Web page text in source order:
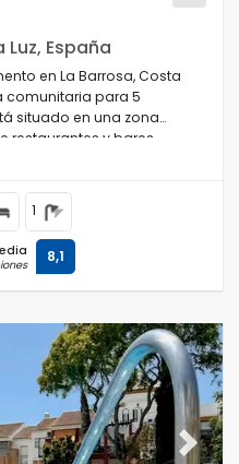
España
en La Barrosa, Costa
comunitaria para 5
situado en una zona
restaurantes y bares,
km de la playa de La
1
8,1
Next